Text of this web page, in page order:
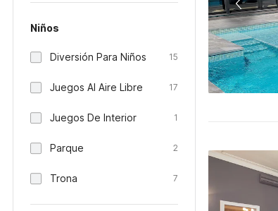
Niños
Diversión Para Niños 15
Juegos Al Aire Libre 17
Juegos De Interior 1
Parque 2
Trona 7